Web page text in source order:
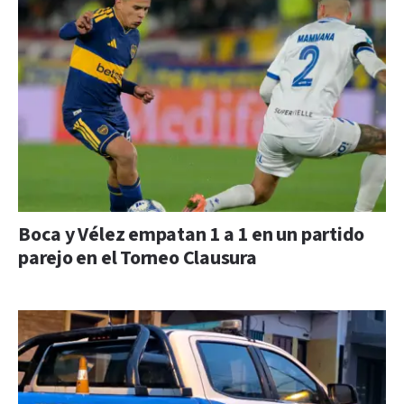
Boca y Vélez empatan 1 a 1 en un partido
parejo en el Torneo Clausura